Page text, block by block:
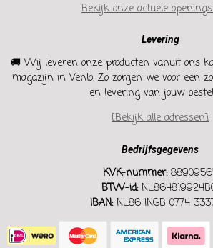
Bekijk onze actuele
Levering
🚚 Wij leveren onze producten vanuit ons
magazijn in Venlo. Zo zorgen we voor een
en levering van jouw
[Bekijk alle adressen]
Bedrijfsgegevens
KVK-nummer:
BTW-id:
IBAN:NL86 INGB 0774